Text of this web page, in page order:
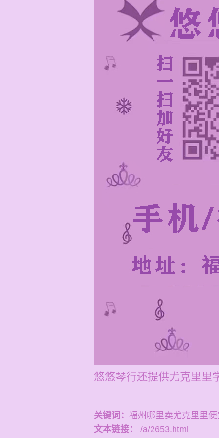
悠悠琴行还提供尤克里里
关键词： 福州哪里卖尤克里里
文本链接：
/a/2653.html